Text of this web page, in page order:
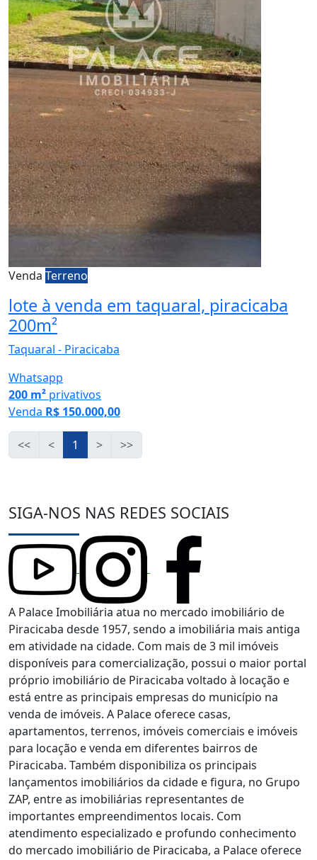
Venda Terreno
lote à venda em taquaral, piracicaba
200m²
Taquaral - Piracicaba
Whatsapp
200 m² privativos
Venda R$ 150.000,00
<< < 1 > >>
SIGA-NOS NAS REDES SOCIAIS
A Palace Imobiliária atua no mercado imobiliário de
Piracicaba desde 1957, sendo a imobiliária mais antiga
em atividade na cidade. Com mais de 3 mil imóveis
disponíveis para comercialização, possui o maior portal
próprio imobiliário de Piracicaba voltado à locação e
está entre as principais empresas do município na
venda de imóveis. A Palace oferece casas,
apartamentos, terrenos, imóveis comerciais e imóveis
para locação e venda em diferentes bairros de
Piracicaba. Também disponibiliza os principais
lançamentos imobiliários da cidade e figura, no Grupo
ZAP, entre as imobiliárias representantes de
importantes empreendimentos locais. Com
atendimento especializado e profundo conhecimento
do mercado imobiliário de Piracicaba, a Palace oferece